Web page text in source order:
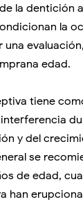
la dentición
la
una
edad.
tiene
y del
se
de edad,
han